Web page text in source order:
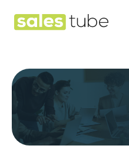
Salestube